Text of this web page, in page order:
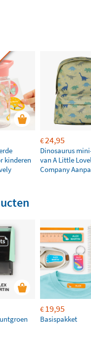
kinderen
€24,95
Dinosaurus
van A Little
Company
€19,95
Basispakket